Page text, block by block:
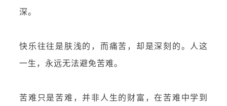
深。
快乐往往是肤浅的，而痛苦，却是深刻的。人这
一生，永远无法避免苦难。
苦难只是苦难，并非人生的财富，在苦难中学到